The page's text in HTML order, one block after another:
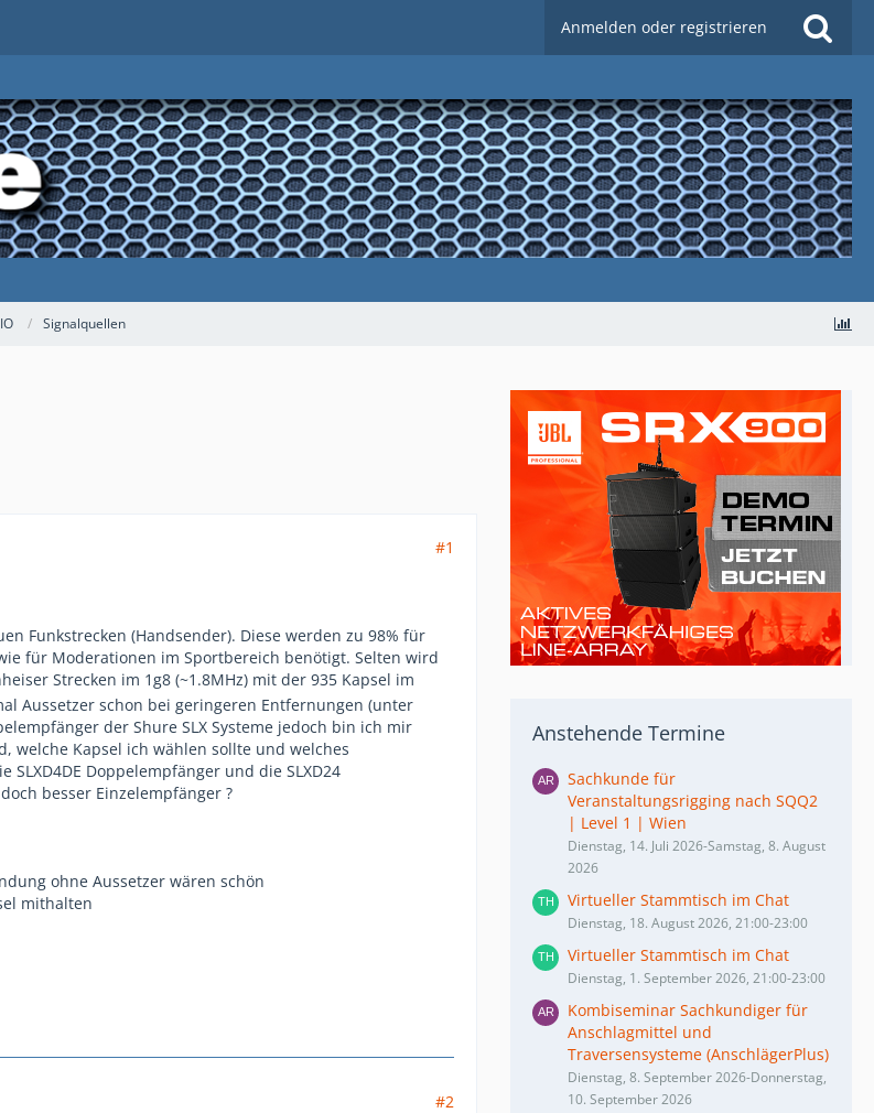
Anmelden oder registrieren
Signalquellen
#1
Funkstrecken (Handsender). Diese werden zu 98% für
für Moderationen im Sportbereich benötigt. Selten wird
Strecken im 1g8 (~1.8MHz) mit der 935 Kapsel im
Aussetzer schon bei geringeren Entfernungen (unter
der Shure SLX Systeme jedoch bin ich mir
welche Kapsel ich wählen sollte und welches
Doppelempfänger und die SLXD24
besser Einzelempfänger ?
ohne Aussetzer wären schön
mithalten
#2
Anstehende Termine
Sachkunde für
Veranstaltungsrigging nach SQQ2
| Level 1 | Wien
Dienstag, 14. Juli 2026-Samstag, 8. August
2026
Virtueller Stammtisch im Chat
Dienstag, 18. August 2026, 21:00-23:00
Virtueller Stammtisch im Chat
Dienstag, 1. September 2026, 21:00-23:00
Kombiseminar Sachkundiger für
Anschlagmittel und
Traversensysteme (AnschlägerPlus)
Dienstag, 8. September 2026-Donnerstag,
10. September 2026